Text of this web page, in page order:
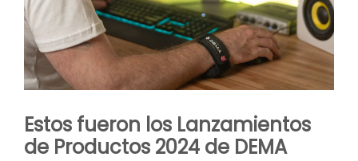
Estos fueron los Lanzamientos
de Productos 2024 de DEMA